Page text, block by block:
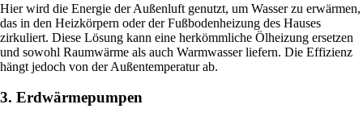
Hier wird die Energie der Außenluft genutzt, um Wasser zu erwärmen,
das in den Heizkörpern oder der Fußbodenheizung des Hauses
zirkuliert. Diese Lösung kann eine herkömmliche Ölheizung ersetzen
und sowohl Raumwärme als auch Warmwasser liefern. Die Effizienz
hängt jedoch von der Außentemperatur ab.
3. Erdwärmepumpen